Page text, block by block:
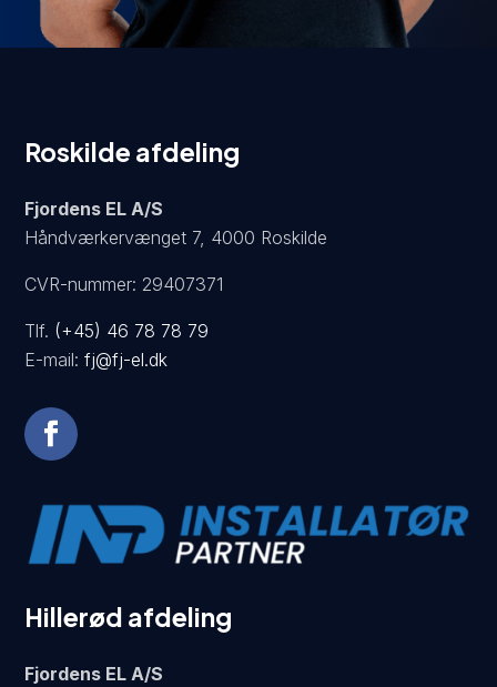
Roskilde afdeling
Fjordens EL A/S
Håndværkervænget 7, 4000 Roskilde
CVR-nummer: 29407371
Tlf. (+45) 46 78 78 79
E-mail:fj@fj-el.dk
Hillerød afdeling
Fjordens EL A/S